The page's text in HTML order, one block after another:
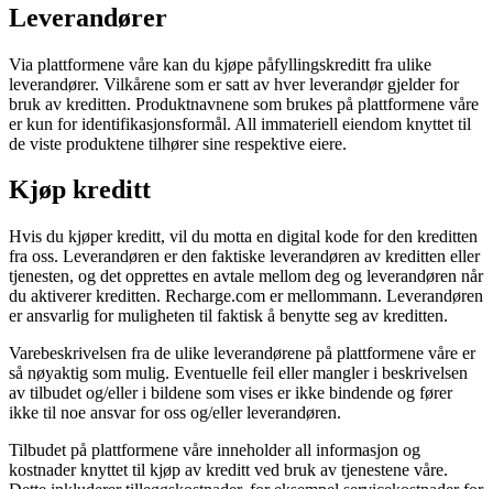
Leverandører
Via plattformene våre kan du kjøpe påfyllingskreditt fra ulike
leverandører. Vilkårene som er satt av hver leverandør gjelder for
bruk av kreditten. Produktnavnene som brukes på plattformene våre
er kun for identifikasjonsformål. All immateriell eiendom knyttet til
de viste produktene tilhører sine respektive eiere.
Kjøp kreditt
Hvis du kjøper kreditt, vil du motta en digital kode for den kreditten
fra oss. Leverandøren er den faktiske leverandøren av kreditten eller
tjenesten, og det opprettes en avtale mellom deg og leverandøren når
du aktiverer kreditten. Recharge.com er mellommann. Leverandøren
er ansvarlig for muligheten til faktisk å benytte seg av kreditten.
Varebeskrivelsen fra de ulike leverandørene på plattformene våre er
så nøyaktig som mulig. Eventuelle feil eller mangler i beskrivelsen
av tilbudet og/eller i bildene som vises er ikke bindende og fører
ikke til noe ansvar for oss og/eller leverandøren.
Tilbudet på plattformene våre inneholder all informasjon og
kostnader knyttet til kjøp av kreditt ved bruk av tjenestene våre.